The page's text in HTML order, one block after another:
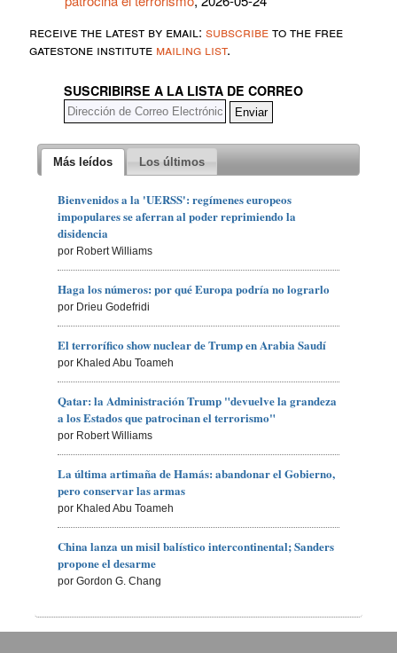
receive the latest by email: subscribeto the free
gatestone institute mailing list.
SUSCRIBIRSE A LA LISTA DE CORREO
Más leídos Los últimos
Bienvenidos a la 'UERSS': regímenes europeos
impopulares se aferran al poder reprimiendo la
disidencia
por Robert Williams
Haga los números: por qué Europa podría no lograrlo
por Drieu Godefridi
El terrorífico show nuclear de Trump en Arabia Saudí
por Khaled Abu Toameh
Qatar: la Administración Trump "devuelve la grandeza
a los Estados que patrocinan el terrorismo"
por Robert Williams
La última artimaña de Hamás: abandonar el Gobierno,
pero conservar las armas
por Khaled Abu Toameh
China lanza un misil balístico intercontinental; Sanders
propone el desarme
por Gordon G. Chang